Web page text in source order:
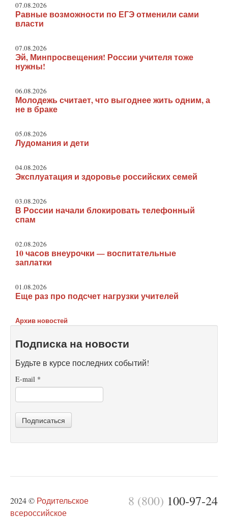
07.08.2026
Равные возможности по ЕГЭ отменили сами
власти
07.08.2026
Эй, Минпросвещения! России учителя тоже
нужны!
06.08.2026
Молодежь считает, что выгоднее жить одним, а
не в браке
05.08.2026
Лудомания и дети
04.08.2026
Эксплуатация и здоровье российских семей
03.08.2026
В России начали блокировать телефонный
спам
02.08.2026
10 часов внеурочки — воспитательные
заплатки
01.08.2026
Еще раз про подсчет нагрузки учителей
Архив новостей
Подписка на новости
Будьте в курсе последних событий!
E-mail *
Подписаться
8 (800) 100-97-24
2024 © Родительское
всероссийское